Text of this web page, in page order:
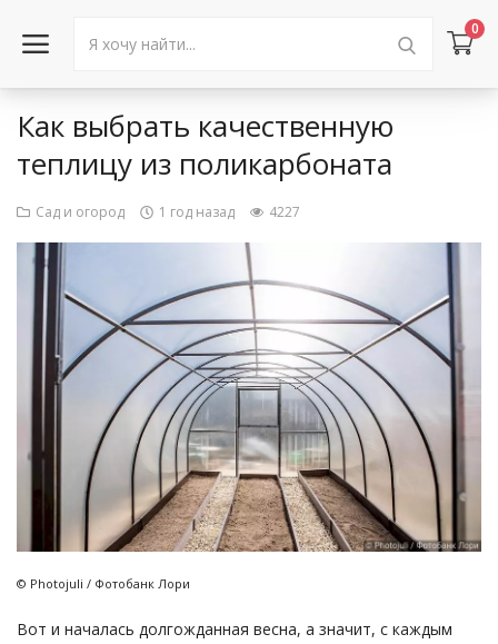
0
Войти в аккаунт
Акции
Новости
Статьи
Объявления
Контакты
Город: Колумбус
Как выбрать качественную
теплицу из поликарбоната
Сад и огород 1 год назад 4227
© Photojuli / Фотобанк Лори
Вот и началась долгожданная весна, а значит, с каждым